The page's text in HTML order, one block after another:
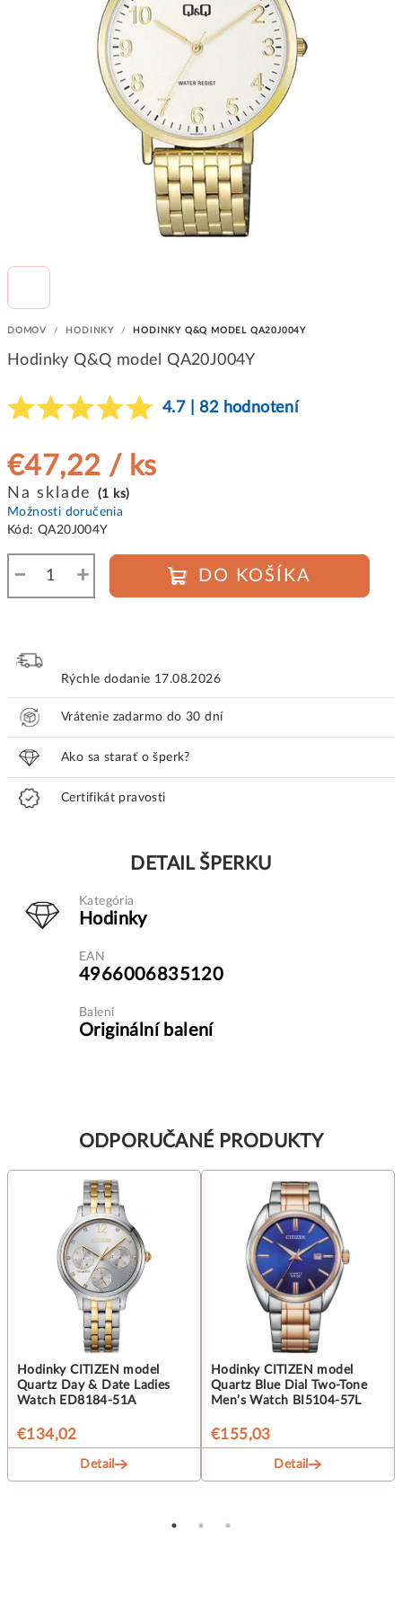
DOMOV / HODINKY / HODINKY Q&Q MODEL QA20J004Y
Hodinky Q&Q model QA20J004Y
4.7 | 82 hodnotení
€47,22 / ks
Jednotková
cena:
Na sklade
(1 ks)
Možnosti doručenia
Kód: QA20J004Y
+
− DO KOŠÍKA
Rýchle dodanie 17.08.2026
Vrátenie zadarmo do 30 dní
Ako sa starať o šperk?
Certifikát pravosti
DETAIL ŠPERKU
Kategória
Hodinky
EAN
4966006835120
Balení
Originální balení
ODPORUČANÉ PRODUKTY
Hodinky CITIZEN model
Quartz Day & Date Ladies
Watch ED8184-51A
€134,02
Detail
Hodinky CITIZEN model
Quartz Blue Dial Two-Tone
Men’s Watch BI5104-57L
€155,03
Detail